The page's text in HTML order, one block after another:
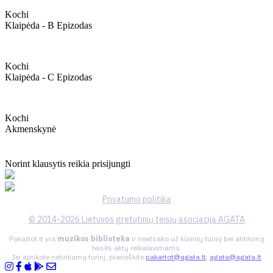
Kochi
Klaipėda - B Epizodas
Kochi
Klaipėda - C Epizodas
Kochi
Akmenskynė
Norint klausytis reikia prisijungti
Privatumo politika
© 2014-2026 Lietuvos gretutinių teisių asociacija AGATA
Pakartot.lt yra muzikos biblioteka ir neatsako už kūrinių turinį bei atitikimą
teisės aktų reikalavimams.
Jei aptikote netinkamą turinį, praneškite pakartot@agata.lt, agata@agata.lt